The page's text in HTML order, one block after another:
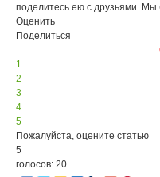
поделитесь ею с друзьями. Мы
Оценить
Поделиться
1
2
3
4
5
Пожалуйста, оцените статью
5
голосов: 20